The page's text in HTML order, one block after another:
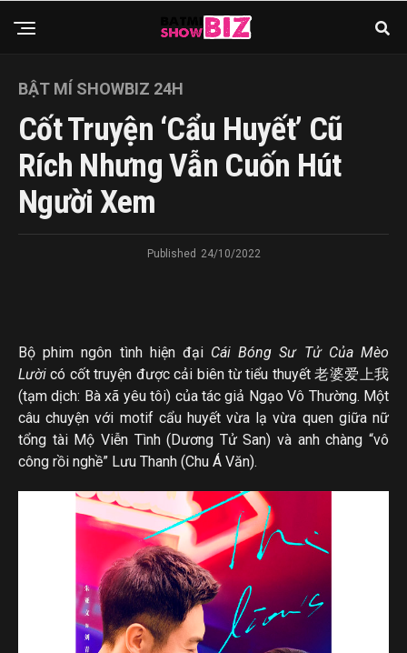
BẬT MÍ SHOWBIZ 24H
Cốt Truyện ‘cẩu Huyết’ Cũ
Rích Nhưng Vẫn Cuốn Hút
Người Xem
Published 24/10/2022
Bộ phim ngôn tình hiện đại Cái Bóng Sư Tử Của Mèo
Lười có cốt truyện được cải biên từ tiểu thuyết 老婆爱上我
(tạm dịch: Bà xã yêu tôi) của tác giả Ngạo Vô Thường. Một
câu chuyện với motif cẩu huyết vừa lạ vừa quen giữa nữ
tổng tài Mộ Viễn Tình (Dương Tử San) và anh chàng “vô
công rồi nghề” Lưu Thanh (Chu Á Văn).